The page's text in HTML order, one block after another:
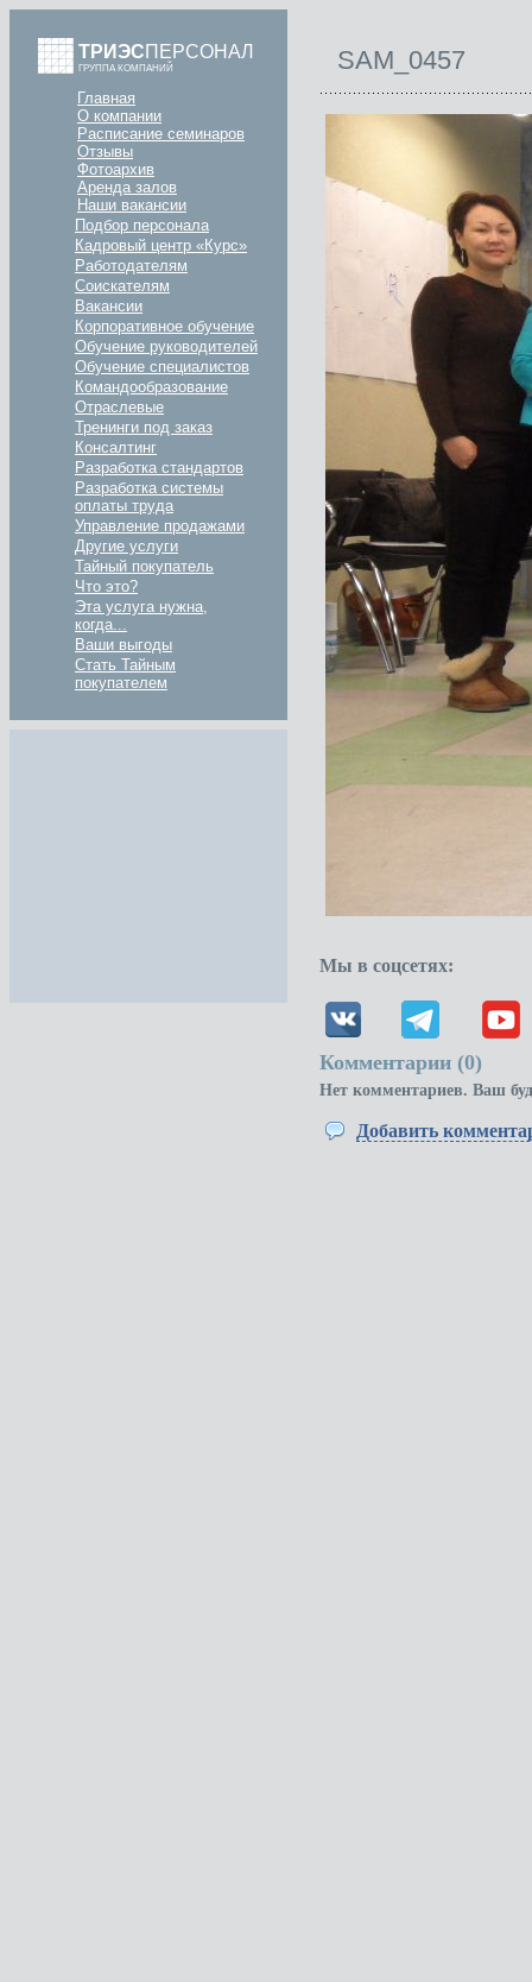
ТРИЭСПЕРСОНАЛ
ГРУППА КОМПАНИЙ
Главная
О компании
Расписание семинаров
Отзывы
Фотоархив
Аренда залов
Наши вакансии
Подбор персонала
Кадровый центр «Курс»
Работодателям
Соискателям
Вакансии
Корпоративное обучение
Обучение руководителей
Обучение специалистов
Командообразование
Отраслевые
Тренинги под заказ
Консалтинг
Разработка стандартов
Разработка системы
оплаты труда
Управление продажами
Другие услуги
Тайный покупатель
Что это?
Эта услуга нужна,
когда...
Ваши выгоды
Стать Тайным
покупателем
SAM_0457
Мы в соцсетях:
Комментарии (0)
Нет комментариев. Ваш
Добавить